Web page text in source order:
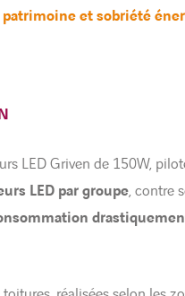
et sobriété
LED Griven de 150W,
LED par groupe, contre